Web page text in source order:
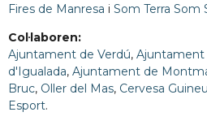
Fires de Manresa i Som Terra Som
Col·laboren:
Ajuntament de Verdú, Ajuntament
d'Igualada, Ajuntament de
Bruc, Oller del Mas, Cervesa Guineu
Esport.